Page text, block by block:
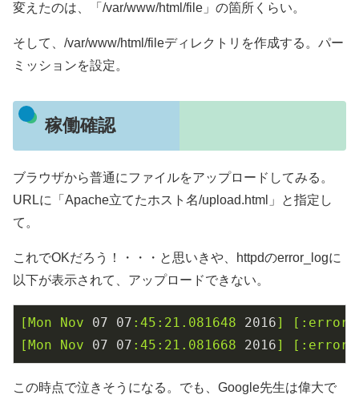
変えたのは、「/var/www/html/file」の箇所くらい。
そして、/var/www/html/fileディレクトリを作成する。パー
ミッションを設定。
稼働確認
ブラウザから普通にファイルをアップロードしてみる。
URLに「Apache立てたホスト名/upload.html」と指定し
て。
これでOKだろう！・・・と思いきや、httpdのerror_logに
以下が表示されて、アップロードできない。
[Mon Nov 07 07 :45:21.081648 2016]
[:error]
[Mon
Nov 07 07 :45:21.081668 2016] [:error]
この時点で泣きそうになる。でも、Google先生は偉大で